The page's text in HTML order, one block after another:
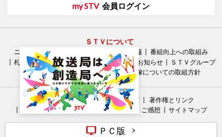
当社は、讀賣テレビ放送、中京テレビ放送、福岡放送の
3社と共に、共同株式移転による認定放送持株会社を、
2025年4月1日に設立することとなりました。詳しくはこ
ちらよりご覧ください。
my STV 会員ログイン
ＳＴＶについて
ニュースリリース 企業情報
番組向上への取組み
札幌テレビ放送・STVグループ人権方針
お知らせ
ＳＴＶグループ
広告会社のみなさまへ
労務費転嫁についての取組方針
ご利用にあたって 個人情報について
著作権とリンク
ソーシャルメディアポリシー
ご意見・ご感想 サイトマップ
ＰＣ版